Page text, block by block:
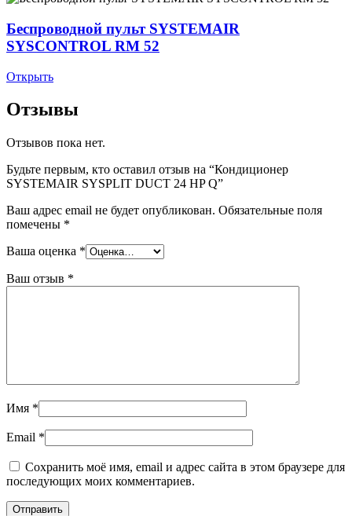
Беспроводной пульт SYSTEMAIR
SYSCONTROL RM 52
Открыть
Отзывы
Отзывов пока нет.
Будьте первым, кто оставил отзыв на “Кондиционер
SYSTEMAIR SYSPLIT DUCT 24 HP Q”
Ваш адрес email не будет опубликован. Обязательные поля
помечены *
Ваша оценка *
Ваш отзыв *
Имя *
Email *
Сохранить моё имя, email и адрес сайта в этом браузере для
последующих моих комментариев.